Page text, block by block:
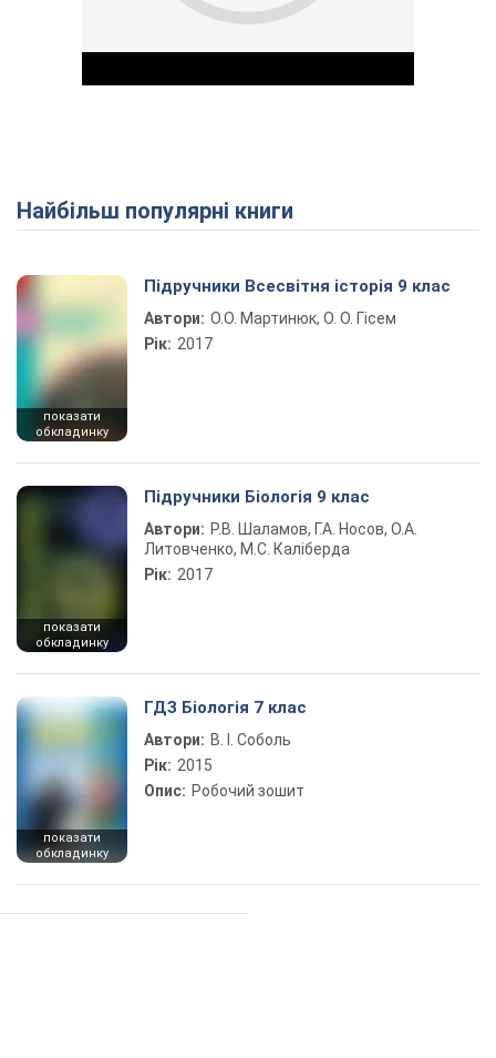
Play Video
Найбільш популярні книги
показати
обкладинку
Підручники Всесвітня історія 9 клас
Автори: О.О. Мартинюк, О. О. Гісем
Рік: 2017
показати
обкладинку
Підручники Біологія 9 клас
Автори: Р.В. Шаламов, Г.А. Носов, О.А.
Литовченко, М.С. Каліберда
Рік: 2017
показати
обкладинку
ГДЗ Біологія 7 клас
Автори: В. І. Соболь
Рік: 2015
Опис: Робочий зошит